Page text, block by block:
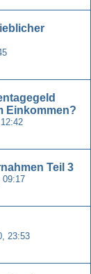
Einkommen?
Teil 3
09:17
23:53